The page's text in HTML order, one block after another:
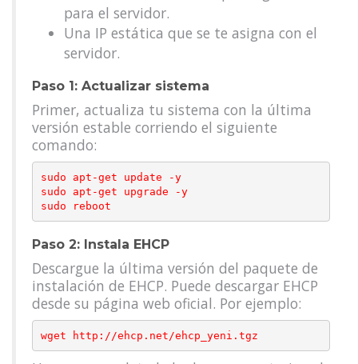
para el servidor.
Una IP estática que se te asigna con el
servidor.
Paso 1: Actualizar sistema
Primer, actualiza tu sistema con la última
versión estable corriendo el siguiente
comando:
sudo apt-get update -y
sudo apt-get upgrade -y
Paso 2: Instala EHCP
Descargue la última versión del paquete de
instalación de EHCP. Puede descargar EHCP
desde su página web oficial. Por ejemplo: